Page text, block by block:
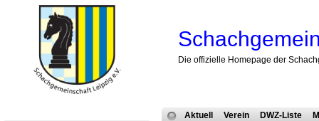
Die offizielle Homepage der
Aktuell Verein DWZ-Liste